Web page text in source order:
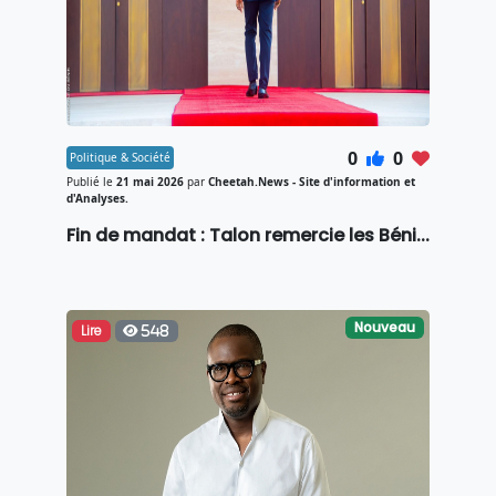
Politique & Société 0 0
Publié le 21 mai 2026 par Cheetah.News - Site d'information et
d'Analyses.
Fin de mandat : Talon remercie les Béni...
Lire 548 Nouveau
recherches. Les données collectées sont
conservées pendant 1 an. Visitez notre politique
de protection des données personnelles.
Accepter